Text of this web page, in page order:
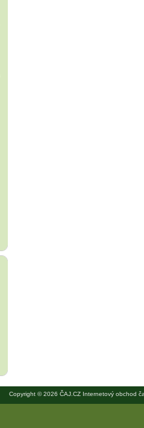
Copyright © 2026 ČAJ.CZ Internetový obchod